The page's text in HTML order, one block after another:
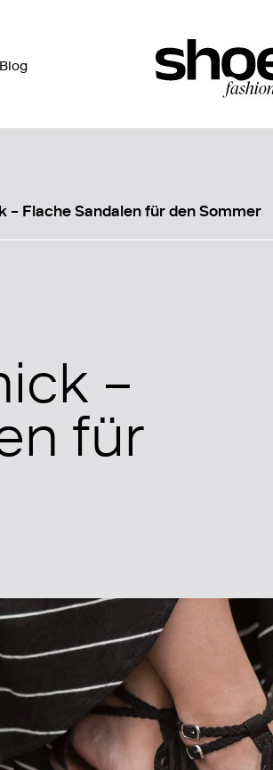
Blog
– Flache Sandalen für den Sommer
–
für